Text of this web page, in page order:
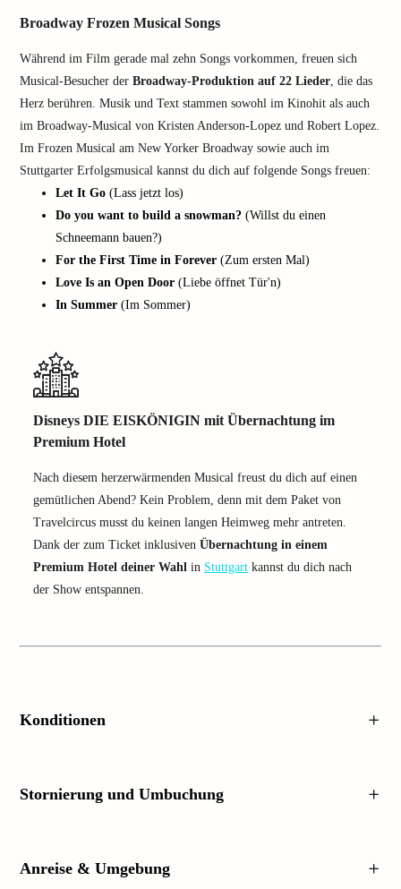
Broadway Frozen Musical Songs
Während im Film gerade mal zehn Songs vorkommen, freuen sich
Musical-Besucher der Broadway-Produktion auf 22 Lieder, die das
Herz berühren. Musik und Text stammen sowohl im Kinohit als auch
im Broadway-Musical von Kristen Anderson-Lopez und Robert Lopez.
Im Frozen Musical am New Yorker Broadway sowie auch im
Stuttgarter Erfolgsmusical kannst du dich auf folgende Songs freuen:
Let It Go (Lass jetzt los)
Do you want to build a snowman? (Willst du einen
Schneemann bauen?)
For the First Time in Forever (Zum ersten Mal)
Love Is an Open Door (Liebe öffnet Tür'n)
In Summer (Im Sommer)
Disneys DIE EISKÖNIGIN mit Übernachtung im
Premium Hotel
Nach diesem herzerwärmenden Musical freust du dich auf einen
gemütlichen Abend? Kein Problem, denn mit dem Paket von
Travelcircus musst du keinen langen Heimweg mehr antreten.
Dank der zum Ticket inklusiven Übernachtung in einem
Premium Hotel deiner Wahl in Stuttgart kannst du dich nach
der Show entspannen.
Konditionen
Stornierung und Umbuchung
Anreise & Umgebung